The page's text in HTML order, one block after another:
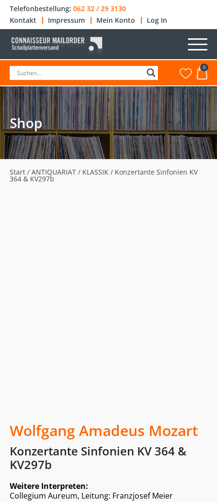
Telefonbestellung: 062 32 / 29 3130
Kontakt
Impressum Mein Konto Log In
0
Shop
Start / ANTIQUARIAT / KLASSIK / Konzertante Sinfonien KV
364 & KV297b
Wolfgang Amadeus Mozart
Konzertante Sinfonien KV 364 &
KV297b
Weitere Interpreten:
Collegium Aureum, Leitung: Franzjosef Meier